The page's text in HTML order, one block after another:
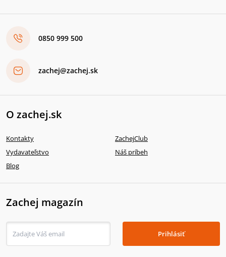
0850 999 500
zachej@zachej.sk
O zachej.sk
Kontakty
ZachejClub
Vydavateľstvo
Náš príbeh
Blog
Zachej magazín
Prihlásiť